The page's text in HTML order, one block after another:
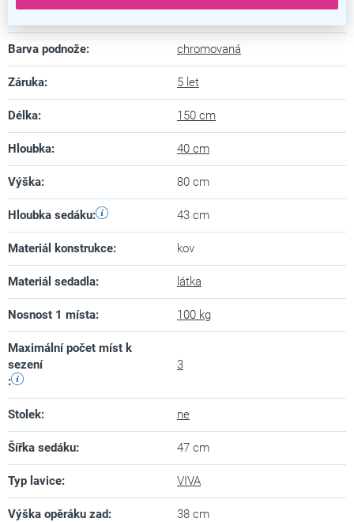
Barva podnože: chromovaná
Záruka: 5 let
Délka: 150 cm
Hloubka: 40 cm
Výška: 80 cm
Hloubka sedáku: 43 cm
Materiál konstrukce: kov
Materiál sedadla: látka
Nosnost 1 místa: 100 kg
Maximální počet míst k
sezení
:
3
Stolek: ne
Šířka sedáku: 47 cm
Typ lavice: VIVA
Výška opěráku zad: 38 cm